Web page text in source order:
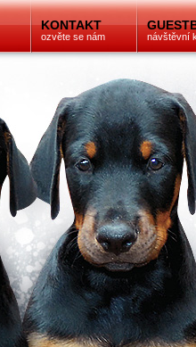
KONTAKT
ozvěte se nám návštěvní